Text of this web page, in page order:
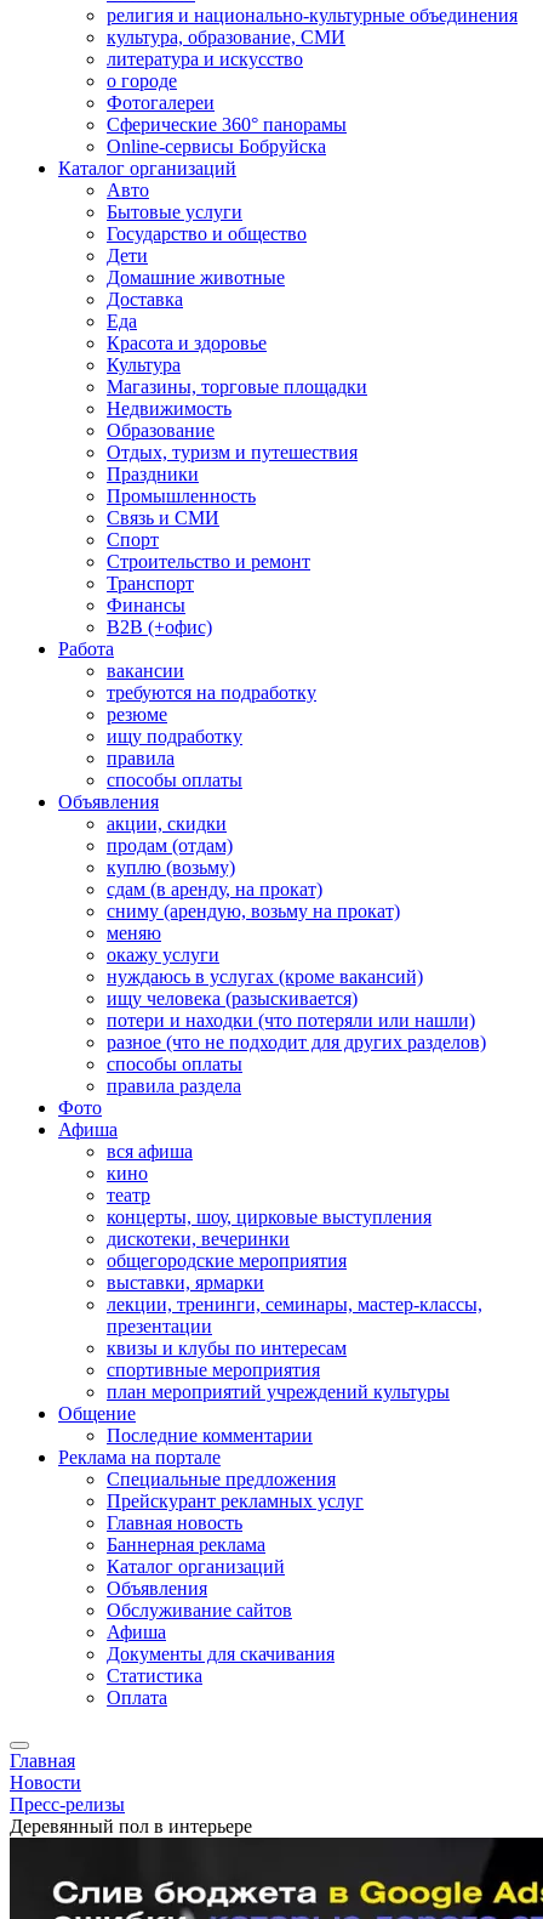
религия и национально-культурные объединения
культура, образование, СМИ
литература и искусство
о городе
Фотогалереи
Сферические 360° панорамы
Online-сервисы Бобруйска
Каталог организаций
Авто
Бытовые услуги
Государство и общество
Дети
Домашние животные
Доставка
Еда
Красота и здоровье
Культура
Магазины, торговые площадки
Недвижимость
Образование
Отдых, туризм и путешествия
Праздники
Промышленность
Связь и СМИ
Спорт
Строительство и ремонт
Транспорт
Финансы
B2B (+офис)
Работа
вакансии
требуются на подработку
резюме
ищу подработку
правила
способы оплаты
Объявления
акции, скидки
продам (отдам)
куплю (возьму)
сдам (в аренду, на прокат)
сниму (арендую, возьму на прокат)
меняю
окажу услуги
нуждаюсь в услугах (кроме вакансий)
ищу человека (разыскивается)
потери и находки (что потеряли или нашли)
разное (что не подходит для других разделов)
способы оплаты
правила раздела
Фото
Афиша
вся афиша
кино
театр
концерты, шоу, цирковые выступления
дискотеки, вечеринки
общегородские мероприятия
выставки, ярмарки
лекции, тренинги, семинары, мастер-классы,
презентации
квизы и клубы по интересам
спортивные мероприятия
план мероприятий учреждений культуры
Общение
Последние комментарии
Реклама на портале
Специальные предложения
Прейскурант рекламных услуг
Главная новость
Баннерная реклама
Каталог организаций
Объявления
Обслуживание сайтов
Афиша
Документы для скачивания
Статистика
Оплата
Главная
Новости
Пресс-релизы
Деревянный пол в интерьере